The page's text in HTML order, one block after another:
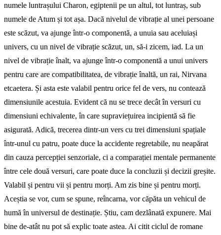
numele luntrașului Charon, egiptenii pe un altul, tot luntraș, sub
numele de Atum și tot așa. Dacă nivelul de vibrație al unei persoane
este scăzut, va ajunge într-o componentă, a unuia sau ace­luiași
univers, cu un nivel de vibrație scăzut, un, să-i zi­cem, iad. La un
nivel de vibrație înalt, va ajunge într-o componentă a unui univers
pentru care are compatibilitatea, de vibrație înaltă, un rai, Nirvana
etcaetera. Și asta este valabil pentru orice fel de vers, nu contează
dimensiunile acestuia. Evident că nu se trece decât în versuri cu
dimensiuni echivalente, în care supraviețuirea incipientă să fie
asigurată. Adică, trecerea dintr-un vers cu trei dimen­siuni spațiale
într-unul cu patru, poate duce la accidente regretabile, nu neapărat
din cauza percepției sen­zoriale, ci a comparației mentale permanente
între cele două versuri, care poate duce la concluzii și decizii greșite.
Valabil și pentru vii și pentru morți. Am zis bine și pentru morți.
Aceștia se vor, cum se spune, reîncarna, vor căpăta un vehicul de
humă în universul de destinație. Știu, cam dezlâ­nată expunere. Mai
bine de-atât nu pot să explic toate astea. Ai citit ciclul de romane